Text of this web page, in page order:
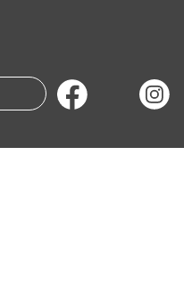
Suche nach